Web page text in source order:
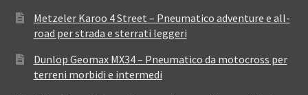
Metzeler Karoo 4 Street – Pneumatico adventure e all-
road per strada e sterrati leggeri
Dunlop Geomax MX34 – Pneumatico da motocross per
terreni morbidi e intermedi